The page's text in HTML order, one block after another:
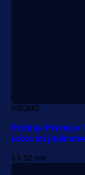
PROMO
Počinje Premijer
iskoristi
3 h 52 min